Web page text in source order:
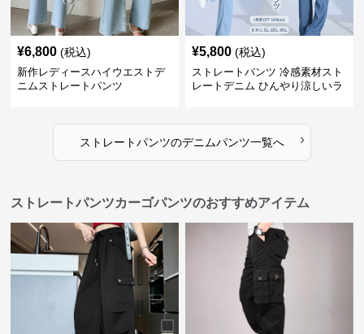
¥6,800 (税込)
新作レディースハイウエストデ
ニムストレートパンツ
¥5,800 (税込)
ストレートパンツ 冷感素材スト
レートデニム ひんやり涼しいラ
ストレートパンツのデニムパンツ一覧へ ›
ストレートパンツカーゴパンツのおすすめアイテム